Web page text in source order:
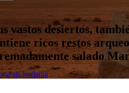
vastos desiertos,
ricos restos
salado
en Jordania